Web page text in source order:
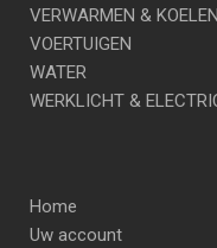
VERWARMEN & KOELEN
VOERTUIGEN
WATER
WERKLICHT &
Home
Uw account